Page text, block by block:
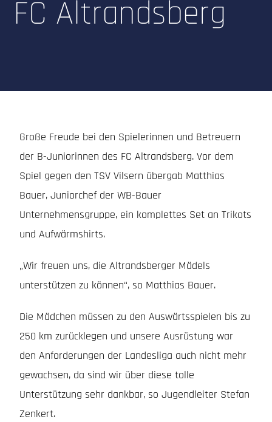
FC Altrandsberg
Große Freude bei den Spielerinnen und Betreuern
der B-Juniorinnen des FC Altrandsberg. Vor dem
Spiel gegen den TSV Vilsern übergab Matthias
Bauer, Juniorchef der WB-Bauer
Unternehmensgruppe, ein komplettes Set an Trikots
und Aufwärmshirts.
„Wir freuen uns, die Altrandsberger Mädels
unterstützen zu können“, so Matthias Bauer.
Die Mädchen müssen zu den Auswärtsspielen bis zu
250 km zurücklegen und unsere Ausrüstung war
den Anforderungen der Landesliga auch nicht mehr
gewachsen, da sind wir über diese tolle
Unterstützung sehr dankbar, so Jugendleiter Stefan
Zenkert.